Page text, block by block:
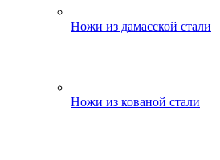
Ножи из дамасской стали
Ножи из кованой стали